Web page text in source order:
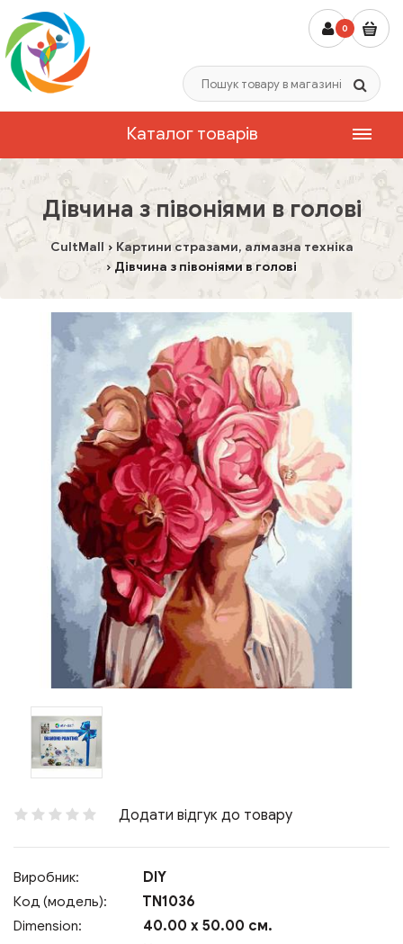
0
Каталог товарів
Дівчина з півоніями в голові
CultMall
Картини стразами, алмазна техніка
Дівчина з півоніями в голові
Додати відгук до товару
Виробник: DIY
Код (модель): TN1036
Dimension:
40.00 x 50.00 см.